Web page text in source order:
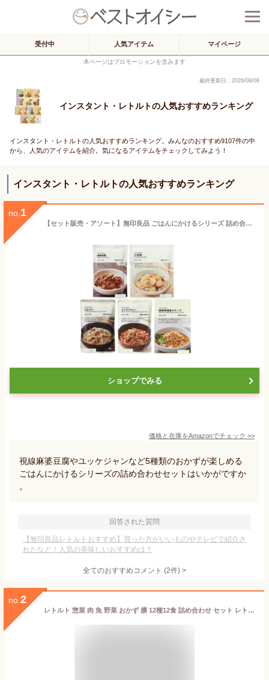
受付中 人気アイテム マイページ
本ページはプロモーションを含みます
最終更新日：2026/08/08
インスタント・レトルトの人気おすすめランキング
インスタント・レトルトの人気おすすめランキング。みんなのおすすめ9107件の中
から、人気のアイテムを紹介。気になるアイテムをチェックしてみよう！
インスタント・レトルトの人気おすすめランキング
no. 1
【セット販売・アソート】無印良品 ごはんにかけるシリーズ 詰め合わせ 5セット(八宝菜・四川麻婆豆腐・コムタン・ユッケジャン・胡麻味噌坦々スープ)｜時短・簡単・本格おかず・レトルト食品・ご飯のお供・保存食
ショップでみる
価格と在庫をAmazonでチェック >>
視線麻婆豆腐やユッケジャンなど5種類のおかずが楽しめる
ごはんにかけるシリーズの詰め合わせセットはいかがですか
。
回答された質問
【無印良品レトルトおすすめ】買った方がいいものやテレビで紹介さ
れたなど！人気の美味しいおすすめは？
全てのおすすめコメント (2件) >
no. 2
レトルト 惣菜 肉 魚 野菜 おかず 膳 12種12食 詰め合わせ セット レトルト食品 常温保存 お惣菜 レンジ 湯煎 食品 国産乾燥野菜